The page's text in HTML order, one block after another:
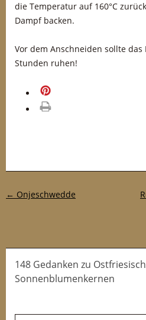
die Temperatur auf 160°C
Dampf backen.
Vor dem Anschneiden sollte
Stunden ruhen!
Post-Navigation
← Onjeschwedde
148 Gedanken zu
Sonnenblumenkernen